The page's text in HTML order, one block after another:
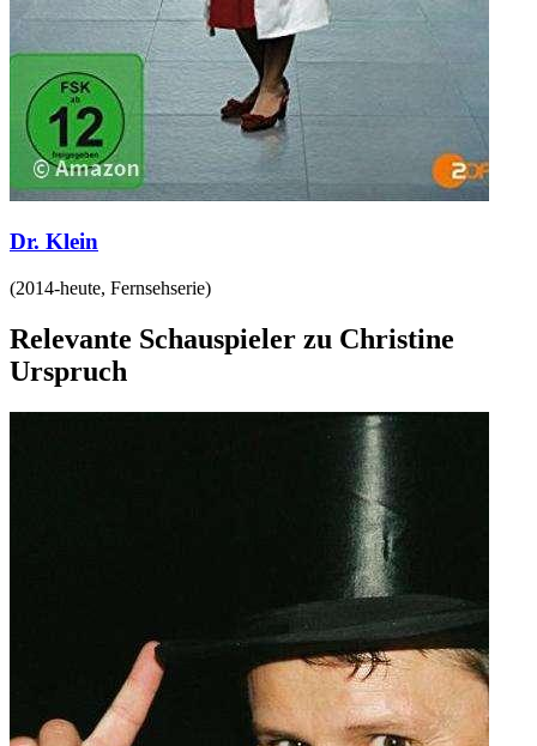
Dr. Klein
(2014-heute, Fernsehserie)
Relevante Schauspieler zu Christine
Urspruch